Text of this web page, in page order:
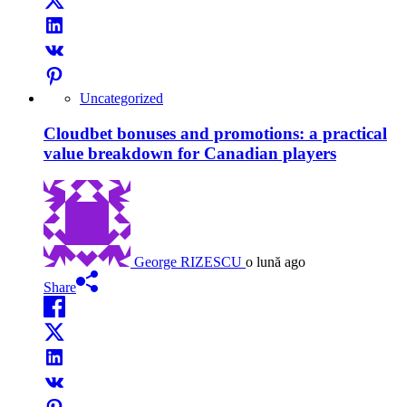
Uncategorized
Cloudbet bonuses and promotions: a practical
value breakdown for Canadian players
George RIZESCU o lună ago
Share